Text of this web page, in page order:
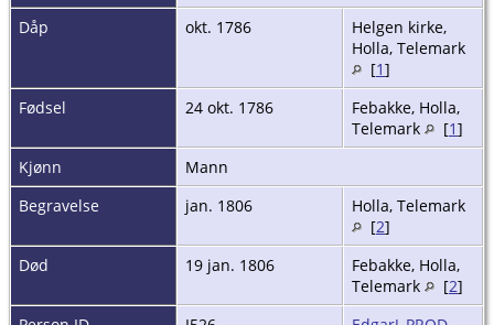
Dåp
okt. 1786
Helgen kirke,
Holla, Telemark
[1]
Fødsel
24 okt. 1786
Febakke, Holla,
Telemark
[1]
Kjønn
Mann
Begravelse
jan. 1806
Holla, Telemark
[2]
Død
19 jan. 1806
Febakke, Holla,
Telemark
[2]